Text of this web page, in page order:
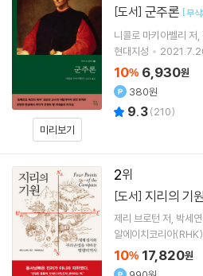
미리보기
[도서] 군주론 [무
니콜로 마키아벨리 저
현대지성
10% 6,930원
380원
9.3(210)
2
[도서] 지리의 기원
제리 브로턴 저 박세연
알에이치코리아(RHK)
10% 17,820원